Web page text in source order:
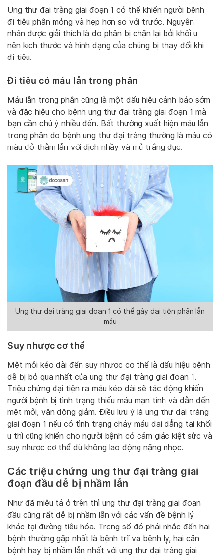
Ung thư đại tràng giai đoạn 1 có thể khiến người bệnh
đi tiêu phân mỏng và hẹp hơn so với trước. Nguyên
nhân được giải thích là do phân bị chặn lại bởi khối u
nên kích thước và hình dạng của chúng bị thay đổi khi
đi tiêu.
Đi tiêu có máu lẫn trong phân
Máu lẫn trong phân cũng là một dấu hiệu cảnh báo sớm
và đặc hiệu cho bệnh ung thư đại tràng giai đoạn 1 mà
bạn cần chú ý nhiều đến. Bất thường xuất hiện máu lẫn
trong phân do bệnh ung thư đại tràng thường là máu có
màu đỏ thẫm lẫn với dịch nhầy và mủ trắng đục.
Ung thư đại tràng giai đoạn 1 có thể gây đại tiện phân lẫn
máu
Suy nhược cơ thể
Mệt mỏi kéo dài đến suy nhược cơ thể là dấu hiệu bệnh
dễ bị bỏ qua nhất của ung thư đại tràng giai đoạn 1.
Triệu chứng đại tiện ra máu kéo dài sẽ tác động khiến
người bệnh bị tình trạng thiếu máu mạn tính và dẫn đến
mệt mỏi, vận động giảm. Điều lưu ý là ung thư đại tràng
giai đoạn 1 nếu có tình trạng chảy máu dai dẳng tại khối
u thì cũng khiến cho người bệnh có cảm giác kiệt sức và
suy nhược cơ thể dù không lao động nặng nhọc.
Các triệu chứng ung thư đại tràng giai
đoạn đầu dễ bị nhầm lẫn
Như đã miêu tả ở trên thì ung thư đại tràng giai đoạn
đầu cũng rất dễ bị nhầm lẫn với các vấn đề bệnh lý
khác tại đường tiêu hóa. Trong số đó phải nhắc đến hai
bệnh thường gặp nhất là bệnh trĩ và bệnh lỵ, hai căn
bệnh hay bị nhầm lẫn nhất với ung thư đại tràng giai